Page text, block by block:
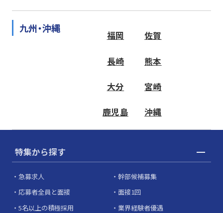
九州・沖縄
福岡 佐賀
長崎 熊本
大分 宮崎
鹿児島 沖縄
特集から探す
急募求人
幹部候補募集
応募者全員と面接
面接1回
5名以上の積極採用
業界経験者優遇